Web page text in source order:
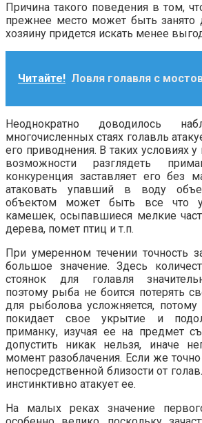
Причина такого поведения в том,
прежнее место может быть занято
хозяину придется искать менее
Читайте! Ловля голавля с
Неоднократно доводилось
многочисленных стаях голавль
его приводнения. В таких условиях
возможности разглядеть
конкуренция заставляет его без
атаковать упавший в воду
объектом может быть все что
камешек, осыпавшиеся мелкие
дерева, помет птиц и т.п.
При умеренном течении точность
большое значение. Здесь
стоянок для голавля
поэтому рыба не боится потерять
для рыболова усложняется, потому
покидает свое укрытие и
приманку, изучая ее на предмет
допустить никак нельзя, иначе
момент разоблачения. Если же
непосредственной близости от
инстинктивно атакует ее.
На малых реках значение